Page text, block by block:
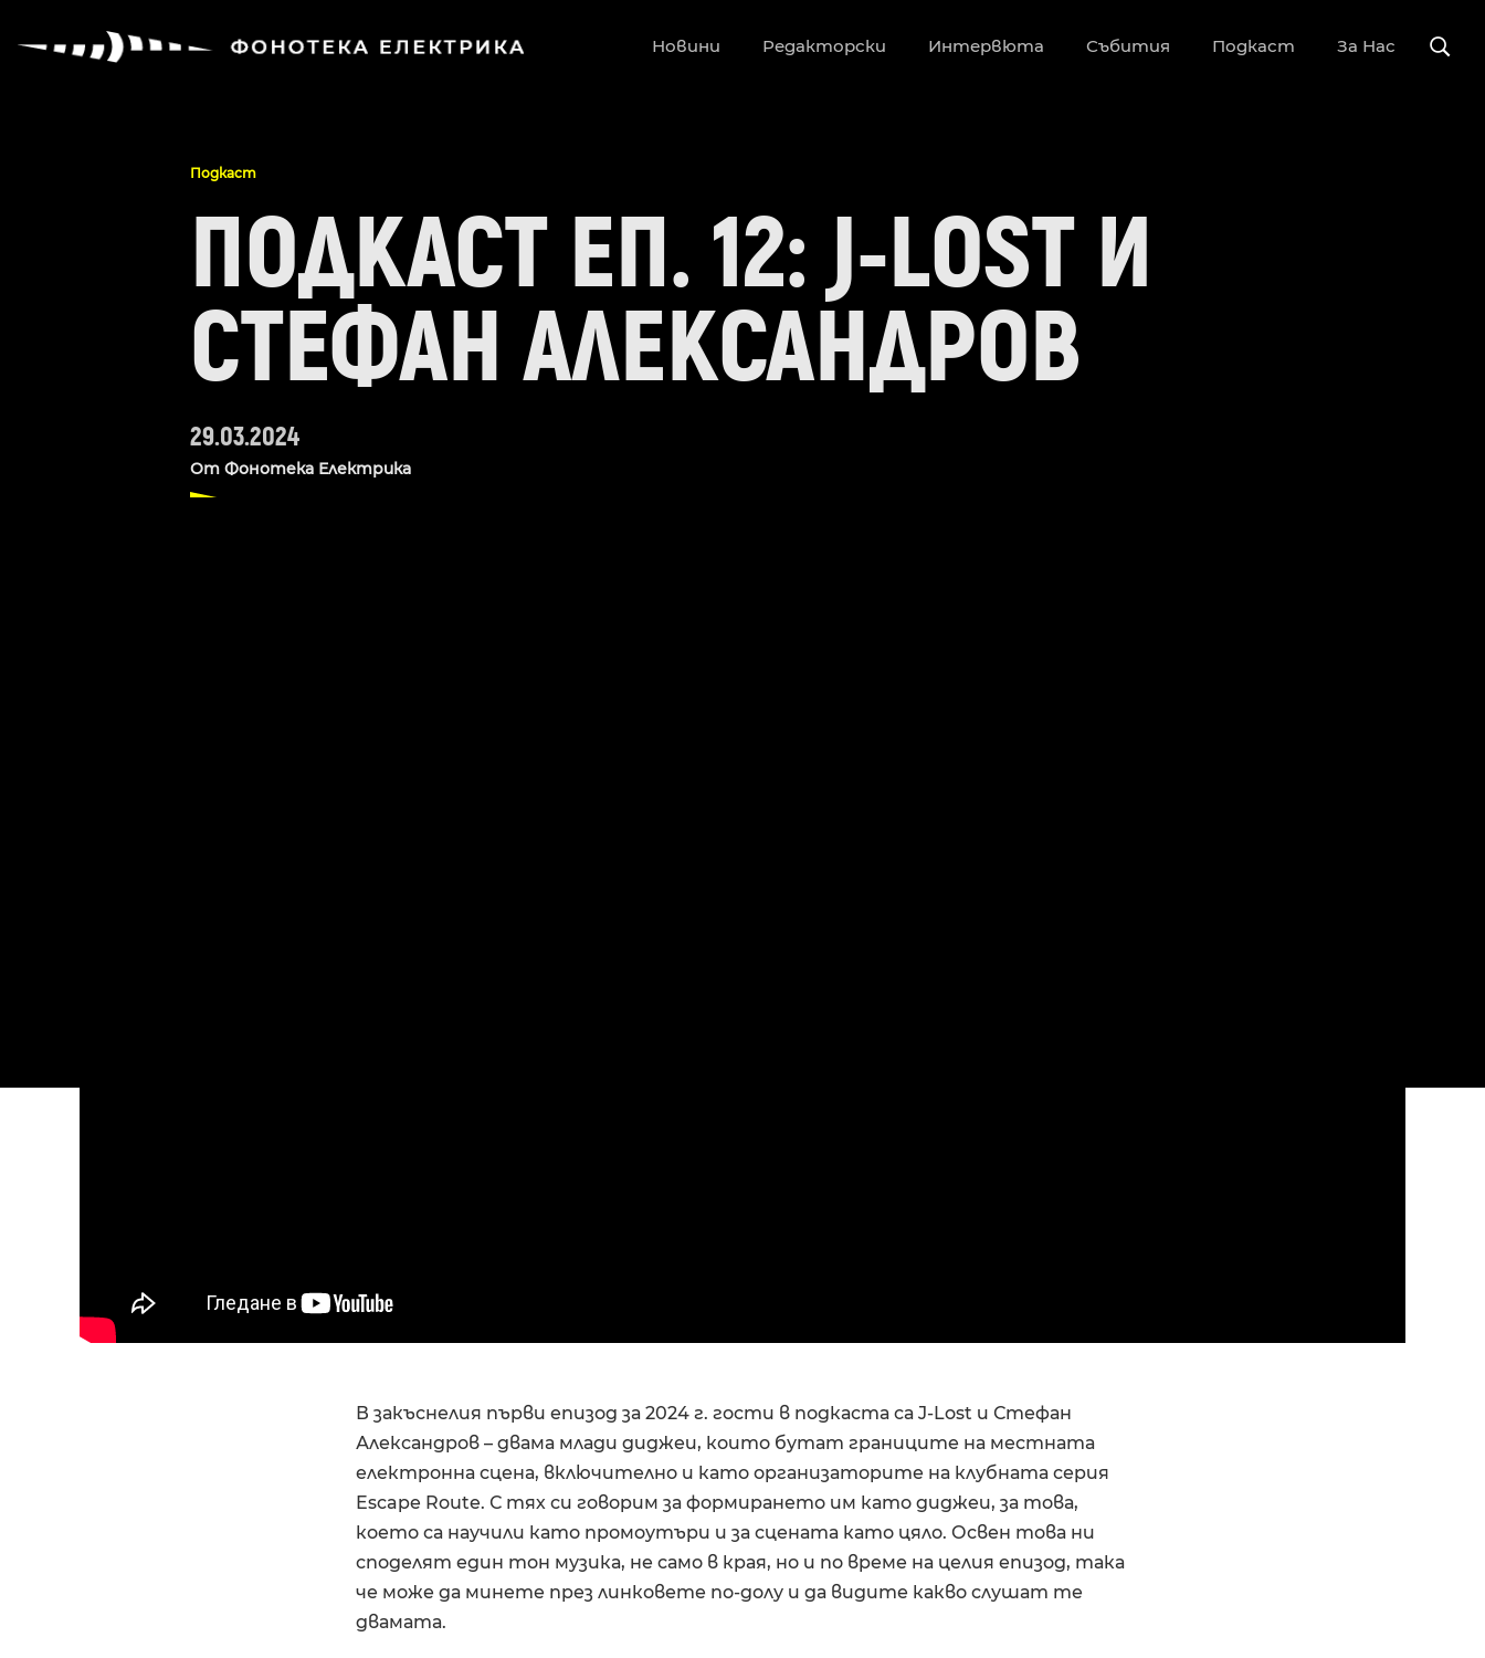
Новини Редакторски Интервюта Събития Подкаст За Нас
Подкаст
ПОДКАСТ ЕП. 12: J-LOST И
СТЕФАН АЛЕКСАНДРОВ
29.03.2024
От Фонотека Електрика
В закъснелия първи епизод за 2024 г. гости в подкаста са J-Lost и Стефан
Александров – двама млади диджеи, които бутат границите на местната
електронна сцена, включително и като организаторите на клубната серия
Escape Route. С тях си говорим за формирането им като диджеи, за това,
което са научили като промоутъри и за сцената като цяло. Освен това ни
споделят един тон музика, не само в края, но и по време на целия епизод, така
че може да минете през линковете по-долу и да видите какво слушат те
двамата.